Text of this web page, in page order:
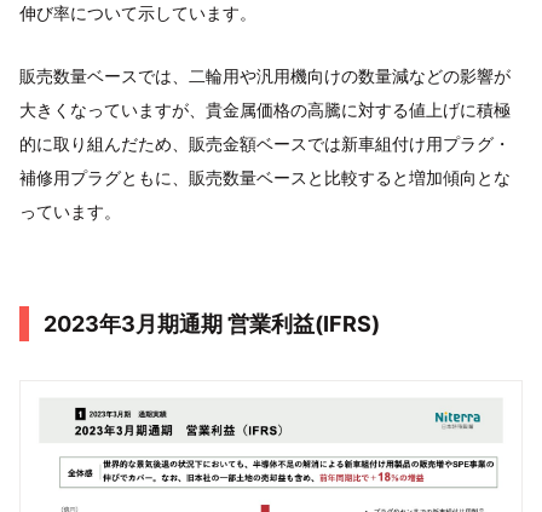
伸び率について示しています。
販売数量ベースでは、二輪用や汎用機向けの数量減などの影響が
大きくなっていますが、貴金属価格の高騰に対する値上げに積極
的に取り組んだため、販売金額ベースでは新車組付け用プラグ・
補修用プラグともに、販売数量ベースと比較すると増加傾向とな
っています。
2023年3月期通期 営業利益(IFRS)